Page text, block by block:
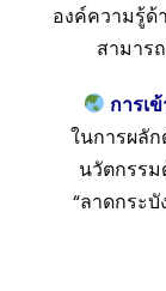
องค์ความรู้ด้
สามาร
การเ
ในการผลั
นวัตกรรม
“ลาดกระบั